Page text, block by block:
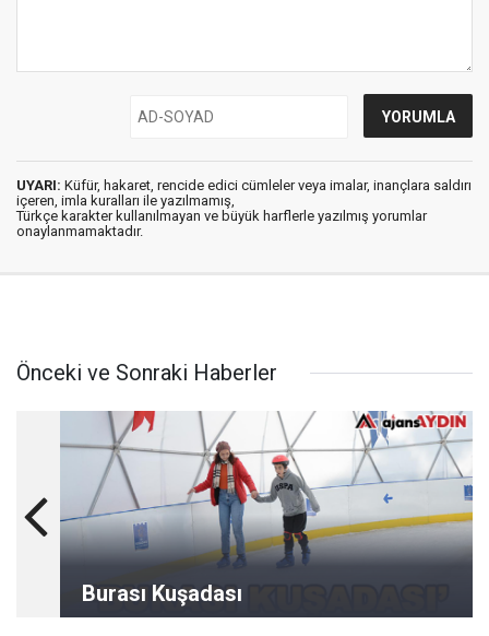
UYARI: Küfür, hakaret, rencide edici cümleler veya imalar, inançlara saldırı
içeren, imla kuralları ile yazılmamış,
Türkçe karakter kullanılmayan ve büyük harflerle yazılmış yorumlar
onaylanmamaktadır.
Önceki ve Sonraki Haberler
Burası Kuşadası